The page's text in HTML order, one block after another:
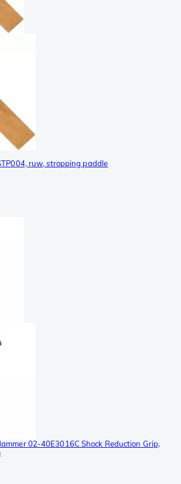
ruw, stropping paddle
02-40E3016C Shock Reduction Grip,